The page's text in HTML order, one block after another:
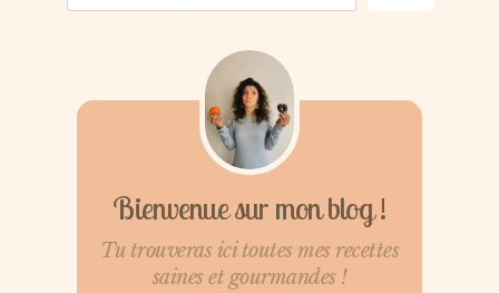
Bienvenue sur mon blog !
Tu trouveras ici toutes mes recettes
saines et gourmandes !